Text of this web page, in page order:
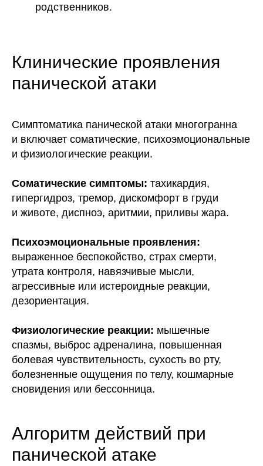
родственников.
Клинические проявления
панической атаки
Симптоматика панической атаки многогранна
и включает соматические, психоэмоциональные
и физиологические реакции.
Соматические симптомы: тахикардия,
гипергидроз, тремор, дискомфорт в груди
и животе, диспноэ, аритмии, приливы жара.
Психоэмоциональные проявления:
выраженное беспокойство, страх смерти,
утрата контроля, навязчивые мысли,
агрессивные или истероидные реакции,
дезориентация.
Физиологические реакции: мышечные
спазмы, выброс адреналина, повышенная
болевая чувствительность, сухость во рту,
болезненные ощущения по телу, кошмарные
сновидения или бессонница.
Алгоритм действий при
панической атаке